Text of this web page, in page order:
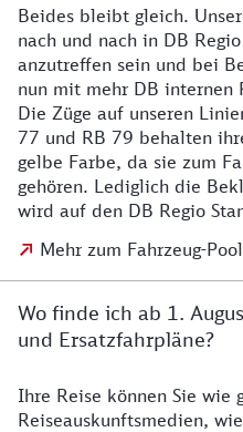
Details zu den
Beides bleibt gleich.
nach und nach in DB
anzutreffen sein und bei
nun mit mehr DB internen
Die Züge auf unseren
77 und RB 79 behalten
gelbe Farbe, da sie zum
gehören. Lediglich die
wird auf den DB Regio
Mehr zum Fahrzeug-
Wo finde ich ab 1.
und Ersatzfahrpläne?
Details zu Baustelle
Ihre Reise können Sie wie
Reiseauskunftsmedien,